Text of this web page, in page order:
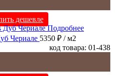
дешевле
Подробнее
Чериале 5350 ₽ / м2
код товара: 01-438